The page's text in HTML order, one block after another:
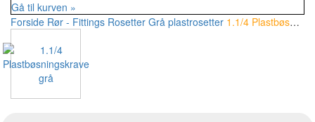
Gå til kurven »
Forside Rør - Fittings Rosetter Grå plastrosetter 1.1/4 Plastbøsningskrave grå